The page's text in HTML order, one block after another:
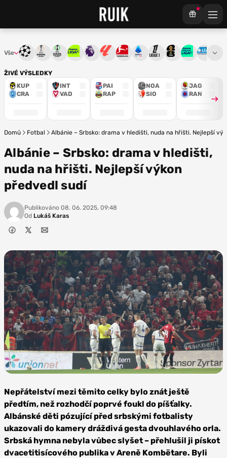
ŽIVÉ VÝSLEDKY
KUP
CRA
INT
VAD
PAI
RAP
NOA
SIO
JAG
RAN
Vše Liga mistrůEvropská liga
Konferenční liga
Chance ligaPremier League
La LigaBundesliga
Serie ALigue 1Mistrovství světa
Chance3. ČFL
Domů Fotbal Albánie – Srbsko: drama v hledišti, nuda na hřišti. Nejlepší
Albánie – Srbsko: drama v hledišti,
nuda na hřišti. Nejlepší výkon
předvedl sudí
Publikováno 08. 06. 2025, 09:48
Od Lukáš Karas
Profimedia
Nepřátelství mezi těmito celky bylo znát ještě
předtím, než rozhodčí poprvé foukl do píšťalky.
Albánské děti pózující před srbskými fotbalisty
ukazovali do kamery dráždivá gesta dvouhlavého orla.
Srbská hymna nebyla vůbec slyšet – přehlušil ji pískot
dvacetitisícového publika v Areně Kombëtare. Byli